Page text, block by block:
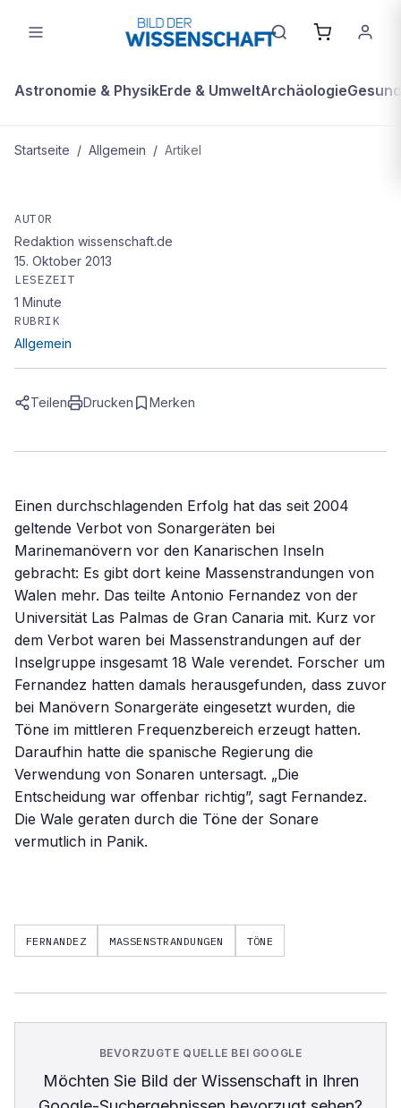
Astronomie & PhysikErde & UmweltArchäologie
Startseite / Allgemein / Artikel
Keine Massenstrandungen mehr
AUTOR
Redaktion wissenschaft.de
15. Oktober 2013
LESEZEIT
1 Minute
RUBRIK
Allgemein
Teilen Drucken Merken
Einen durchschlagenden Erfolg hat das seit 2004
geltende Verbot von Sonargeräten bei
Marinemanövern vor den Kanarischen Inseln
gebracht: Es gibt dort keine Massenstrandungen von
Walen mehr. Das teilte Antonio Fernandez von der
Universität Las Palmas de Gran Canaria mit. Kurz vor
dem Verbot waren bei Massenstrandungen auf der
Inselgruppe insgesamt 18 Wale verendet. Forscher um
Fernandez hatten damals herausgefunden, dass zuvor
bei Manövern Sonargeräte eingesetzt wurden, die
Töne im mittleren Frequenzbereich erzeugt hatten.
Daraufhin hatte die spanische Regierung die
Verwendung von Sonaren untersagt. „Die
Entscheidung war offenbar richtig”, sagt Fernandez.
Die Wale geraten durch die Töne der Sonare
vermutlich in Panik.
FERNANDEZ MASSENSTRANDUNGEN TÖNE
BEVORZUGTE QUELLE BEI GOOGLE
Möchten Sie Bild der Wissenschaftin Ihren